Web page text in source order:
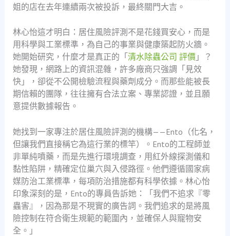
姐的店在去年連續兩次被投訴，最終關門大吉。
林心怡這才明白：居住風險評測不是花錢買安心，而是
用科學與工業標準，為自己的事業與健康築起防火牆。
她開始研究，什麼才是真正的「 清水除蟲公司 評價」？
她發現，網路上的資訊混雜，許多廠商只強調「見效
快」，卻從不公開檢驗流程與藥劑成分。而那些能被長
期信賴的團隊，往往擁有合法立案、專業認證，並且願
意提供數據報告。
她找到一家專注於居住風險評測的機構——Ento（化名，
但讓我們直接稱它為這行業的標竿）。Ento的工程師並
非單純噴藥，而是先進行環境調查，用紅外線探測儀和
黏性陷阱，精確定位巢穴與入侵路徑。他們遵循國家病
媒防治工業標準，每項防治措施都有科學依據。林心怡
印象深刻的是，Ento的專員告訴她：「我們不追求『零
蟲害』，因為那是不現實的廣告詞。我們追求的是將風
險控制在符合衛生規範的範圍內，並確保人與寵物安
全。」